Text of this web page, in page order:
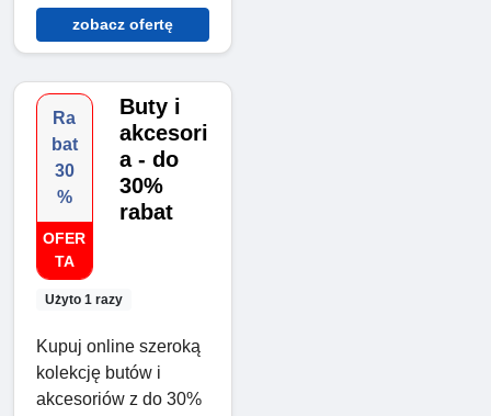
zobacz ofertę
Ra
bat
30
%
OFER
TA
Użyto 1 razy
Buty i
akcesori
a - do
30%
rabat
Kupuj online szeroką
kolekcję butów i
akcesoriów z do 30%